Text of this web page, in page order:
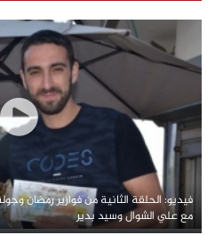
فيديو: الحلقة الثانية من فوازير رمضان
مع علي الشوال وسيد بدير